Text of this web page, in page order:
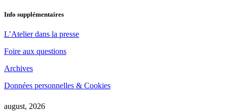
Info supplémentaires
L’Atelier dans la presse
Foire aux questions
Archives
Données personnelles & Cookies
august, 2026